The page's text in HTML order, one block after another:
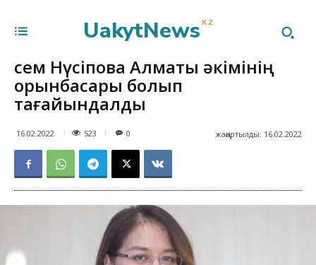
UakytNews KZ
Әсем Нүсіпова Алматы әкімінің
орынбасары болып
тағайындалды
16.02.2022 523 жаңартылды: 16.02.2022
0